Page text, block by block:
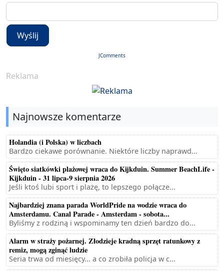
Wyślij
JComments
Reklama
Najnowsze komentarze
Holandia (i Polska) w liczbach
Bardzo ciekawe porównanie. Niektóre liczby naprawd...
Święto siatkówki plażowej wraca do Kijkduin. Summer BeachLife -
Kijkduin - 31 lipca-9 sierpnia 2026
Jeśli ktoś lubi sport i plażę, to lepszego połącze...
Najbardziej znana parada WorldPride na wodzie wraca do
Amsterdamu. Canal Parade - Amsterdam - sobota...
Byliśmy z rodziną i wspominamy ten dzień bardzo do...
Alarm w straży pożarnej. Złodzieje kradną sprzęt ratunkowy z
remiz, mogą zginąć ludzie
Seria trwa od miesięcy... a co zrobiła policja w c...